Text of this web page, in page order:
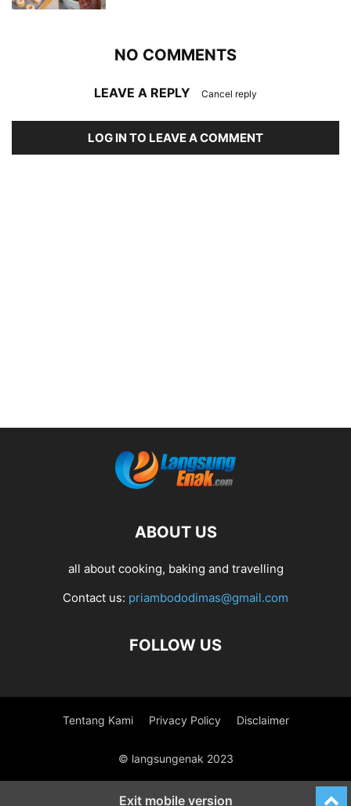
NO COMMENTS
LEAVE A REPLY Cancel reply
LOG IN TO LEAVE A COMMENT
ABOUT US
all about cooking, baking and travelling
Contact us: priambododimas@gmail.com
FOLLOW US
Tentang Kami Privacy Policy Disclaimer
© langsungenak 2023
Exit mobile version